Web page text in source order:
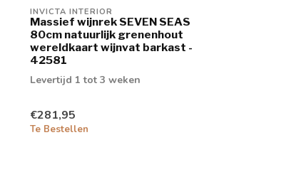
INVICTA INTERIOR
Massief wijnrek SEVEN SEAS
80cm natuurlijk grenenhout
wereldkaart wijnvat barkast -
42581
Levertijd 1 tot 3 weken
€281,95
Te Bestellen